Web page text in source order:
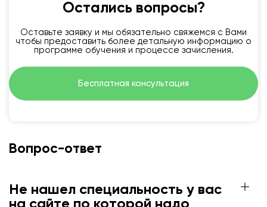
Остались вопросы?
Оставьте заявку и мы обязательно свяжемся с Вами
чтобы предоставить более детальную информацию о
программе обучения и процессе зачисления.
Бесплатная консультация
Вопрос-ответ
Не нашел специальность у вас
на сайте по которой надо